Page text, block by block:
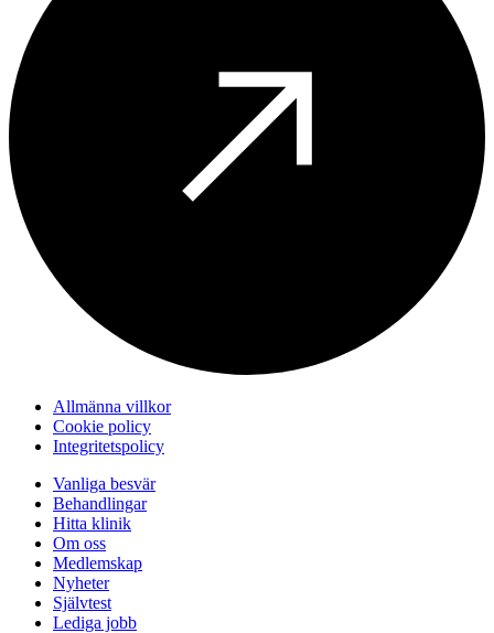
Allmänna villkor
Cookie policy
Integritetspolicy
Vanliga besvär
Behandlingar
Hitta klinik
Om oss
Medlemskap
Nyheter
Självtest
Lediga jobb